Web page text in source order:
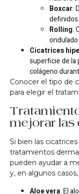
Boxcar:
definidos.
Rolling:
Cicatrices
superficie de la
colágeno
Conocer el tipo de
para elegir el
mejorar las
Si bien las
tratamientos
pueden ayudar a
y, en algunos
Aloe vera: El